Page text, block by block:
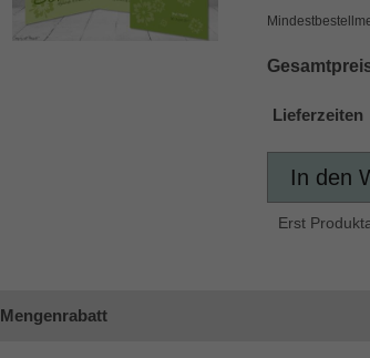
Lieferzeiten
In den
Erst
Mengenrabatt